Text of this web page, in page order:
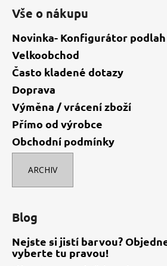
Vše o nákupu
Novinka- Konfigurátor
Velkoobchod
Často kladené dotazy
Doprava
Výměna / vrácení zboží
Přímo od výrobce
Obchodní podmínky
ARCHIV
Blog
Nejste si jistí barvou?
vyberte tu pravou!